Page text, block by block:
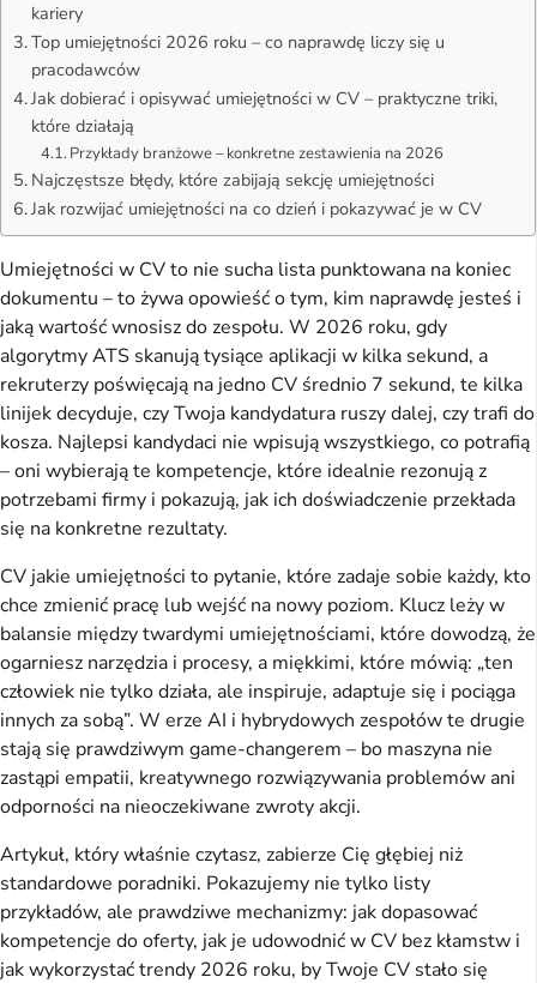
kariery
Top umiejętności 2026 roku – co naprawdę liczy się u
pracodawców
Jak dobierać i opisywać umiejętności w CV – praktyczne triki,
które działają
Przykłady branżowe – konkretne zestawienia na 2026
Najczęstsze błędy, które zabijają sekcję umiejętności
Jak rozwijać umiejętności na co dzień i pokazywać je w CV
Umiejętności w CV to nie sucha lista punktowana na koniec
dokumentu – to żywa opowieść o tym, kim naprawdę jesteś i
jaką wartość wnosisz do zespołu. W 2026 roku, gdy
algorytmy ATS skanują tysiące aplikacji w kilka sekund, a
rekruterzy poświęcają na jedno CV średnio 7 sekund, te kilka
linijek decyduje, czy Twoja kandydatura ruszy dalej, czy trafi do
kosza. Najlepsi kandydaci nie wpisują wszystkiego, co potrafią
– oni wybierają te kompetencje, które idealnie rezonują z
potrzebami firmy i pokazują, jak ich doświadczenie przekłada
się na konkretne rezultaty.
CV jakie umiejętności to pytanie, które zadaje sobie każdy, kto
chce zmienić pracę lub wejść na nowy poziom. Klucz leży w
balansie między twardymi umiejętnościami, które dowodzą, że
ogarniesz narzędzia i procesy, a miękkimi, które mówią: „ten
człowiek nie tylko działa, ale inspiruje, adaptuje się i pociąga
innych za sobą”. W erze AI i hybrydowych zespołów te drugie
stają się prawdziwym game-changerem – bo maszyna nie
zastąpi empatii, kreatywnego rozwiązywania problemów ani
odporności na nieoczekiwane zwroty akcji.
Artykuł, który właśnie czytasz, zabierze Cię głębiej niż
standardowe poradniki. Pokazujemy nie tylko listy
przykładów, ale prawdziwe mechanizmy: jak dopasować
kompetencje do oferty, jak je udowodnić w CV bez kłamstw i
jak wykorzystać trendy 2026 roku, by Twoje CV stało się